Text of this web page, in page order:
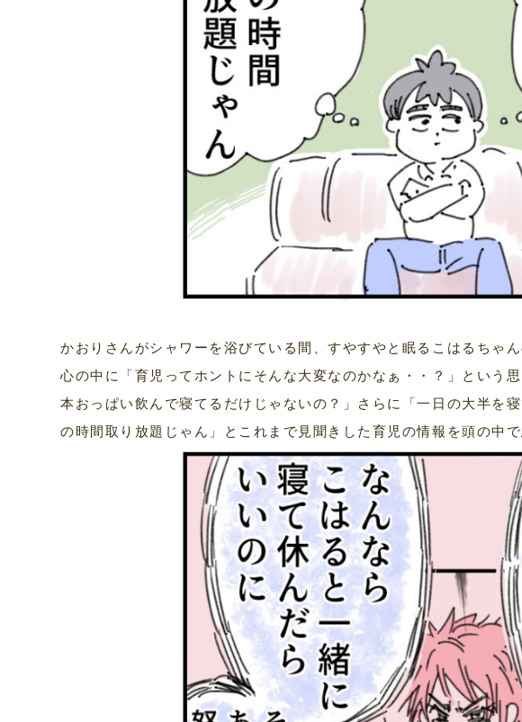
かおりさんがシャワーを浴びている間、すやすやと眠るこはるちゃ
心の中に「育児ってホントにそんな大変なのかなぁ・・？」という
本おっぱい飲んで寝てるだけじゃないの？」さらに「一日の大半を
の時間取り放題じゃん」とこれまで見聞きした育児の情報を頭の中で